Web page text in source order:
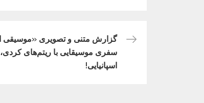
راهبری
گزارش متنی و تصویری «موسیقی
سفری موسیقایی با ریتم‌های
اسپانیایی!